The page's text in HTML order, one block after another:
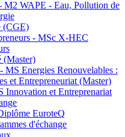
M2 WAPE - Eau, Pollution de
(CGE)
- MSc X-HEC
(Master)
MS Energies Renouvelables :
et Entrepreneuriat (Master)
Innovation et Entreprenariat
EuroteQ
d'échange